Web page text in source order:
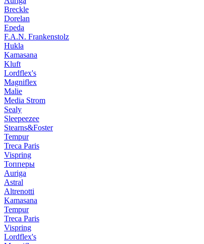
Breckle
Dorelan
Epeda
F.A.N. Frankenstolz
Hukla
Kamasana
Kluft
Lordflex's
Magniflex
Malie
Media Strom
Sealy
Sleepeezee
Stearns&Foster
Tempur
Treca Paris
Vispring
Топперы
Auriga
Astral
Altrenotti
Kamasana
Tempur
Treca Paris
Vispring
Lordflex's